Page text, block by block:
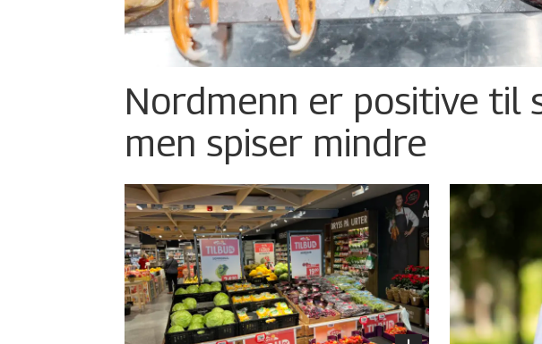
Nordmenn er positive til
men spiser mindre